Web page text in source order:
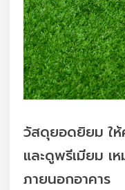
วัสดุยอดยิยม ให้
และดูพรีเมียม เ
ภายนอกอาคาร